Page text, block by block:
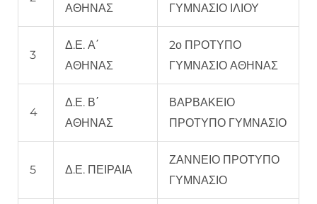
ΑΘΗΝΑΣ
ΓΥΜΝΑΣΙΟ ΙΛΙΟΥ
3
Δ.Ε. Α΄
ΑΘΗΝΑΣ
2ο ΠΡΟΤΥΠΟ
ΓΥΜΝΑΣΙΟ ΑΘΗΝΑΣ
4
Δ.Ε. Β΄
ΑΘΗΝΑΣ
ΒΑΡΒΑΚΕΙΟ
ΠΡΟΤΥΠΟ ΓΥΜΝΑΣΙΟ
5 Δ.Ε. ΠΕΙΡΑΙΑ
ΖΑΝΝΕΙΟ ΠΡΟΤΥΠΟ
ΓΥΜΝΑΣΙΟ